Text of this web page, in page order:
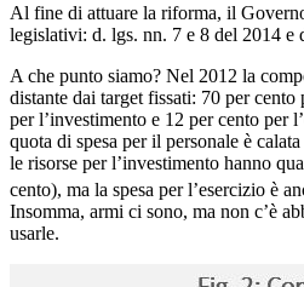
Al fine di attuare la riforma, il
legislativi: d. lgs. nn. 7 e 8 del 2014 e
A che punto siamo? Nel 2012 la
distante dai target fissati: 70 per
per l’investimento e 12 per cento per
quota di spesa per il personale è
le risorse per l’investimento hanno
cento), ma la spesa per l’esercizio è
Insomma, armi ci sono, ma non c’è
usarle.